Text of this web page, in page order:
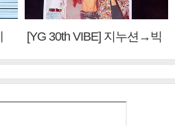
[YG 30th VIBE] 지누션→빅